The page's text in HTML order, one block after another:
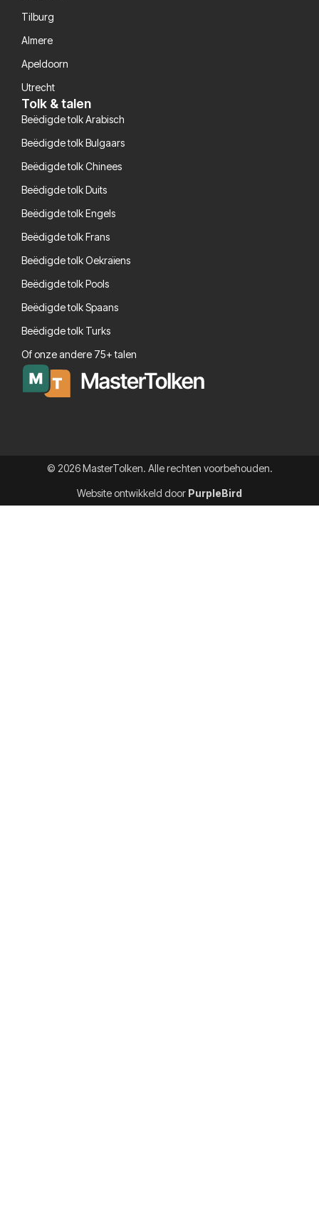
Tilburg
Almere
Apeldoorn
Utrecht
Tolk & talen
Beëdigde tolk Arabisch
Beëdigde tolk Bulgaars
Beëdigde tolk Chinees
Beëdigde tolk Duits
Beëdigde tolk Engels
Beëdigde tolk Frans
Beëdigde tolk Oekraïens
Beëdigde tolk Pools
Beëdigde tolk Spaans
Beëdigde tolk Turks
Of onze andere 75+ talen
© 2026 MasterTolken. Alle rechten voorbehouden.
Website ontwikkeld door PurpleBird